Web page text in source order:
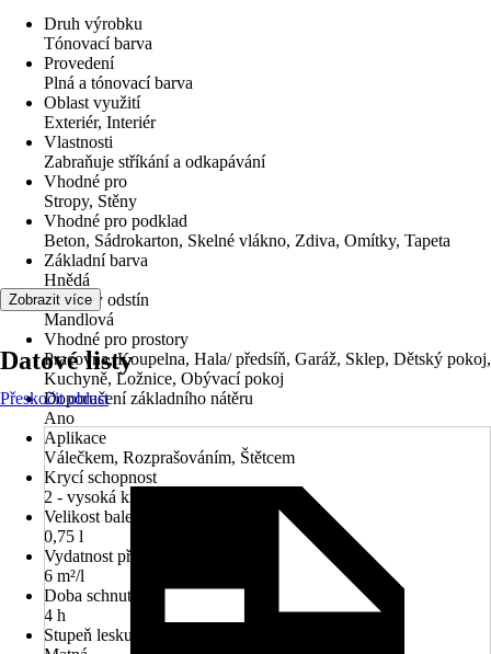
Druh výrobku
Tónovací barva
Provedení
Plná a tónovací barva
Oblast využití
Exteriér, Interiér
Vlastnosti
Zabraňuje stříkání a odkapávání
Vhodné pro
Stropy, Stěny
Vhodné pro podklad
Beton, Sádrokarton, Skelné vlákno, Zdiva, Omítky, Tapeta
Základní barva
Hnědá
Barevný odstín
Mandlová
Vhodné pro prostory
Pracovna, Koupelna, Hala/ předsíň, Garáž, Sklep, Dětský pokoj,
Kuchyně, Ložnice, Obývací pokoj
Doporučení základního nátěru
Ano
Aplikace
Válečkem, Rozprašováním, Štětcem
Krycí schopnost
2 - vysoká krycí síla
Velikost balení
0,75 l
Vydatnost při jednom nátěru
6 m²/l
Doba schnutí cca
4 h
Stupeň lesku
Zobrazit více
Datové listy
Přeskočit oblast